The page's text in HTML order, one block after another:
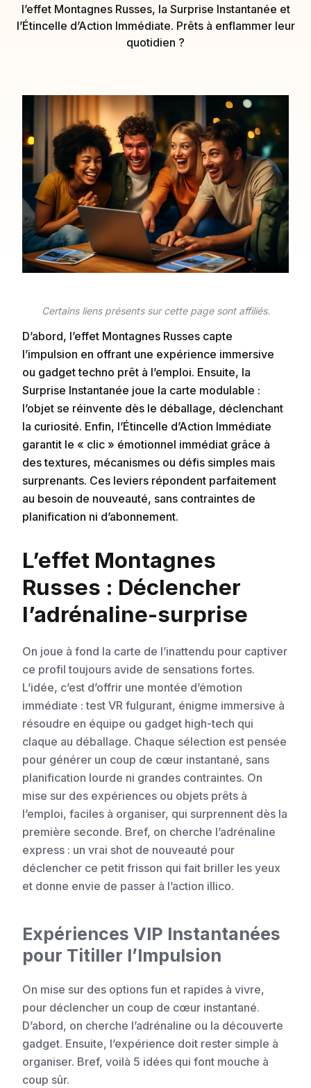
l’effet Montagnes Russes, la Surprise Instantanée et
l’Étincelle d’Action Immédiate. Prêts à enflammer leur
quotidien ?
Certains liens présents sur cette page sont affiliés.
D’abord, l’effet Montagnes Russes capte
l’impulsion en offrant une expérience immersive
ou gadget techno prêt à l’emploi. Ensuite, la
Surprise Instantanée joue la carte modulable :
l’objet se réinvente dès le déballage, déclenchant
la curiosité. Enfin, l’Étincelle d’Action Immédiate
garantit le « clic » émotionnel immédiat grâce à
des textures, mécanismes ou défis simples mais
surprenants. Ces leviers répondent parfaitement
au besoin de nouveauté, sans contraintes de
planification ni d’abonnement.
L’effet Montagnes
Russes : Déclencher
l’adrénaline-surprise
On joue à fond la carte de l’inattendu pour captiver
ce profil toujours avide de sensations fortes.
L’idée, c’est d’offrir une montée d’émotion
immédiate : test VR fulgurant, énigme immersive à
résoudre en équipe ou gadget high-tech qui
claque au déballage. Chaque sélection est pensée
pour générer un coup de cœur instantané, sans
planification lourde ni grandes contraintes. On
mise sur des expériences ou objets prêts à
l’emploi, faciles à organiser, qui surprennent dès la
première seconde. Bref, on cherche l’adrénaline
express : un vrai shot de nouveauté pour
déclencher ce petit frisson qui fait briller les yeux
et donne envie de passer à l’action illico.
Expériences VIP Instantanées
pour Titiller l’Impulsion
On mise sur des options fun et rapides à vivre,
pour déclencher un coup de cœur instantané.
D’abord, on cherche l’adrénaline ou la découverte
gadget. Ensuite, l’expérience doit rester simple à
organiser. Bref, voilà 5 idées qui font mouche à
coup sûr.